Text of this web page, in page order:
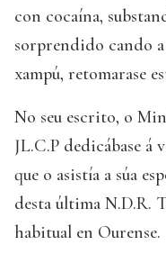
con cocaína,
sorprendido cando
xampú, retomarase
No seu escrito, o
JL.C.P dedicábase á
que o asistía a súa
desta última N.D.R.
habitual en Ourense.